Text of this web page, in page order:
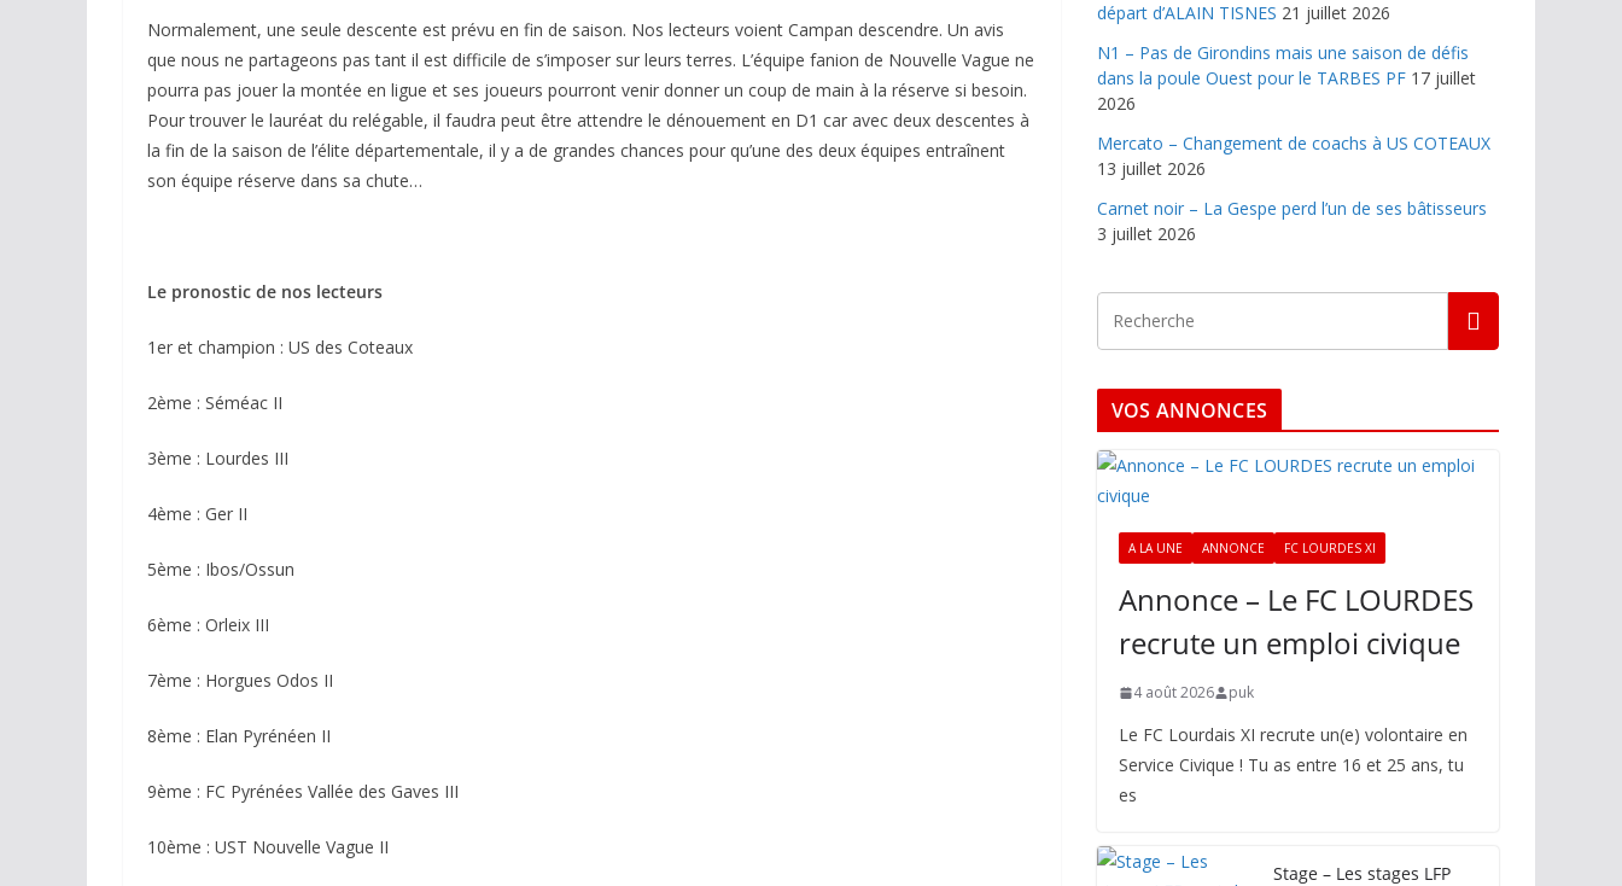
Normalement, une seule descente est prévu en fin de saison. Nos lecteurs voient Campan descendre. Un avis
que nous ne partageons pas tant il est difficile de s’imposer sur leurs terres. L’équipe fanion de Nouvelle Vague ne
pourra pas jouer la montée en ligue et ses joueurs pourront venir donner un coup de main à la réserve si besoin.
Pour trouver le lauréat du relégable, il faudra peut être attendre le dénouement en D1 car avec deux descentes à
la fin de la saison de l’élite départementale, il y a de grandes chances pour qu’une des deux équipes entraînent
son équipe réserve dans sa chute…
Le pronostic de nos lecteurs
1er et champion : US des Coteaux
2ème : Séméac II
3ème : Lourdes III
4ème : Ger II
5ème : Ibos/Ossun
6ème : Orleix III
7ème : Horgues Odos II
8ème : Elan Pyrénéen II
9ème : FC Pyrénées Vallée des Gaves III
10ème : UST Nouvelle Vague II
départ d’ALAIN TISNES 21 juillet 2026
N1 – Pas de Girondins mais une saison de défis
dans la poule Ouest pour le TARBES PF 17 juillet
2026
Mercato – Changement de coachs à US COTEAUX
13 juillet 2026
Carnet noir – La Gespe perd l’un de ses bâtisseurs
3 juillet 2026
VOS ANNONCES
A LA UNE ANNONCE FC LOURDES XI
Annonce – Le FC LOURDES
recrute un emploi civique
4 août 2026 puk
Le FC Lourdais XI recrute un(e) volontaire en
Service Civique ! Tu as entre 16 et 25 ans, tu
es
Stage – Les stages LFP